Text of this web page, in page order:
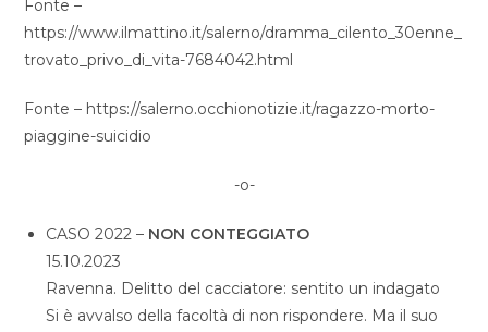
Fonte –
https://www.ilmattino.it/salerno/dramma_cilento_30enne_
trovato_privo_di_vita-7684042.html
Fonte – https://salerno.occhionotizie.it/ragazzo-morto-
piaggine-suicidio
-o-
CASO 2022 – NON CONTEGGIATO
15.10.2023
Ravenna. Delitto del cacciatore: sentito un indagato
Si è avvalso della facoltà di non rispondere. Ma il suo